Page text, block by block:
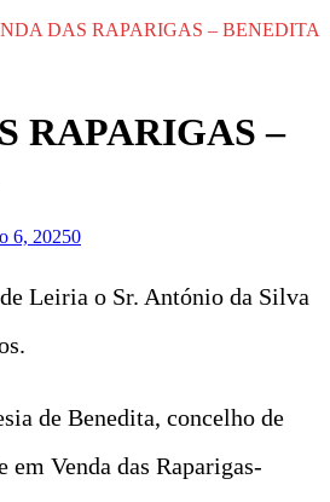
DAS RAPARIGAS – BENEDITA
RAPARIGAS –
6, 20250
Leiria o Sr. António da Silva
de Benedita, concelho de
em Venda das Raparigas-